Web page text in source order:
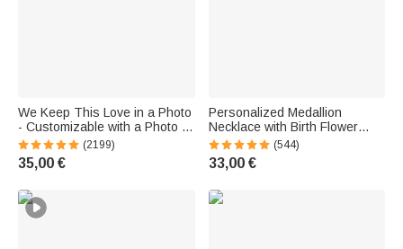
We Keep This Love in a Photo
- Customizable with a Photo -
Heart-Shaped Necklace
(2199)
35,00 €
Personalized Medallion
Necklace with Birth Flower
Photo and Name - Birthday
and Valentine's Day Gift for
Women
(544)
33,00 €